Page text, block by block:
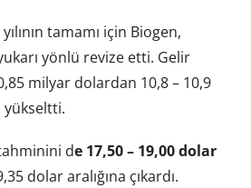
tamamı için Biogen,
yönlü revize etti. Gelir
milyar dolardan 10,8 – 10,9
yükseltti.
de 17,50 – 19,00 dolar
dolar aralığına çıkardı.